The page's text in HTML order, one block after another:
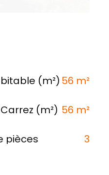
(m²) 56 m²
(m²) 56 m²
pièces 3